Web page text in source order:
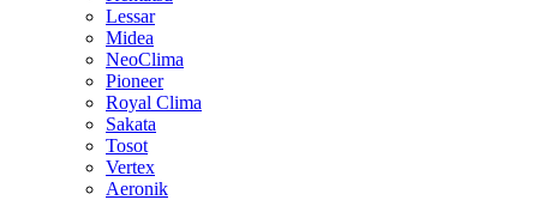
Lessar
Midea
NeoClima
Pioneer
Royal Clima
Sakata
Tosot
Vertex
Aeronik